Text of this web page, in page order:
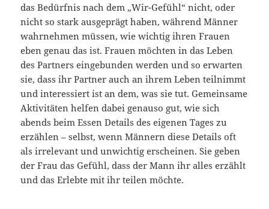
das Bedürfnis nach dem „Wir-Gefühl“ nicht, oder
nicht so stark ausgeprägt haben, während Männer
wahrnehmen müssen, wie wichtig ihren Frauen
eben genau das ist. Frauen möchten in das Leben
des Partners eingebunden werden und so erwarten
sie, dass ihr Partner auch an ihrem Leben teilnimmt
und interessiert ist an dem, was sie tut. Gemeinsame
Aktivitäten helfen dabei genauso gut, wie sich
abends beim Essen Details des eigenen Tages zu
erzählen – selbst, wenn Männern diese Details oft
als irrelevant und unwichtig erscheinen. Sie geben
der Frau das Gefühl, dass der Mann ihr alles erzählt
und das Erlebte mit ihr teilen möchte.